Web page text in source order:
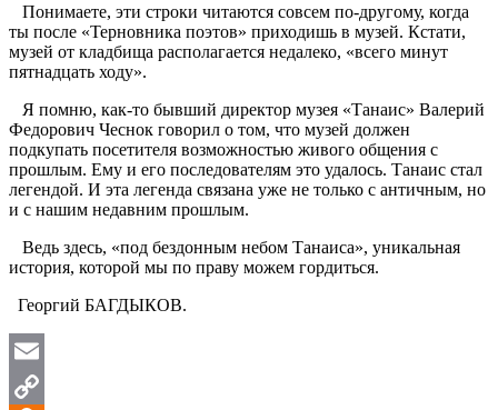
Понимаете, эти строки читаются совсем по-другому, когда
ты после «Терновника поэтов» приходишь в музей. Кстати,
музей от кладбища располагается недалеко, «всего минут
пятнадцать ходу».
Я помню, как-то бывший директор музея «Танаис» Валерий
Федорович Чеснок говорил о том, что музей должен
подкупать посетителя возможностью живого общения с
прошлым. Ему и его последователям это удалось. Танаис стал
легендой. И эта легенда связана уже не только с античным, но
и с нашим недавним прошлым.
Ведь здесь, «под бездонным небом Танаиса», уникальная
история, которой мы по праву можем гордиться.
Георгий БАГДЫКОВ.
Email